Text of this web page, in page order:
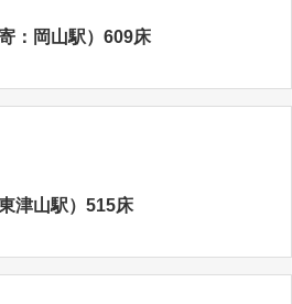
：岡山駅）609床
津山駅）515床